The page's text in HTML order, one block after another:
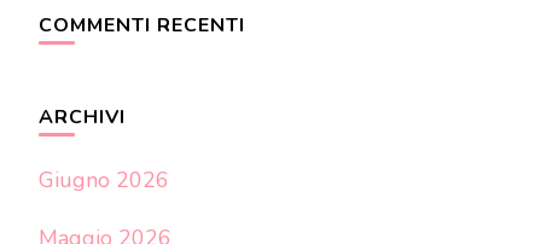
COMMENTI RECENTI
ARCHIVI
Giugno 2026